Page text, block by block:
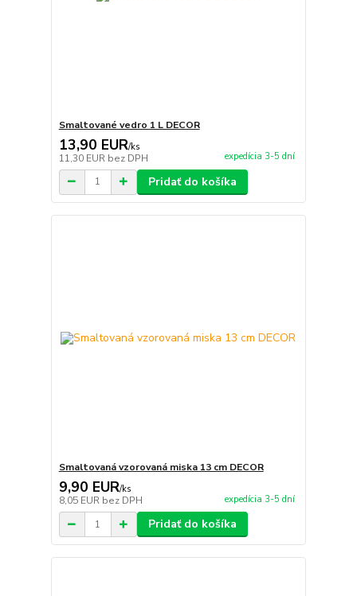
Smaltované vedro 1 L DECOR
13,90 EUR/ks
11,30 EUR bez DPH expedícia 3-5 dní
Pridať do košíka
Smaltovaná vzorovaná miska 13 cm DECOR
9,90 EUR/ks
8,05 EUR bez DPH expedícia 3-5 dní
Pridať do košíka